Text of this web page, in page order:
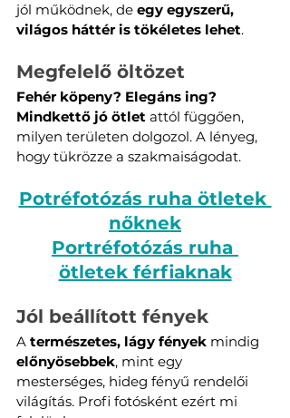
jól működnek, de egy egyszerű,
világos háttér is tökéletes lehet.
Megfelelő öltözet
Fehér köpeny? Elegáns ing?
Mindkettő jó ötlet attól függően,
milyen területen dolgozol. A lényeg,
hogy tükrözze a szakmaiságodat.
Potréfotózás ruha ötletek
nőknek
Portréfotózás ruha
ötletek férfiaknak
Jól beállított fények
A természetes, lágy fények mindig
előnyösebbek, mint egy
mesterséges, hideg fényű rendelői
világítás. Profi fotósként ezért mi